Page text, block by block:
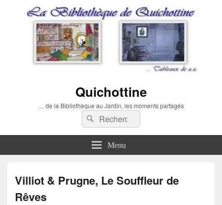
Quichottine
… de la Bibliothèque au Jardin, les moments partagés
Recherche :
Rechercher
Menu
Villiot & Prugne, Le Souffleur de
Rêves